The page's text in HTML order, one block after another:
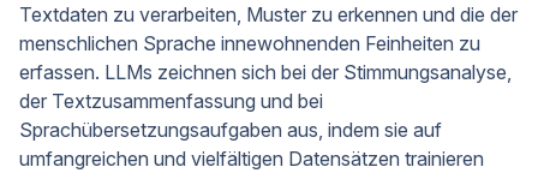
Textdaten zu verarbeiten, Muster zu erkennen und die der
menschlichen Sprache innewohnenden Feinheiten zu
erfassen. LLMs zeichnen sich bei der Stimmungsanalyse,
der Textzusammenfassung und bei
Sprachübersetzungsaufgaben aus, indem sie auf
umfangreichen und vielfältigen Datensätzen trainieren